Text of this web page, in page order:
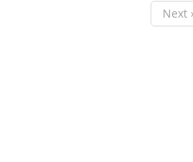
Next